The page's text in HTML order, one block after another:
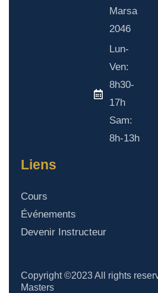
Marsa
2046
Lun-
Ven:
8h30-
17h
Sam:
8h-13h
Liens
Cours
Événements
Devenir Instructeur
Copyright ©2023 All rights
Masters